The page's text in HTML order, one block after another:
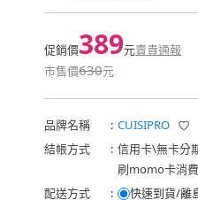
促銷價389元賣貴通報
市售價630元
品牌名稱 : CUISIPRO
結帳方式
: 信用卡\無卡分
刷momo卡消
配送方式
: 快速到貨/離